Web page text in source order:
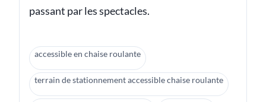
passant par les spectacles.
accessible en chaise roulante
terrain de stationnement accessible chaise roulante